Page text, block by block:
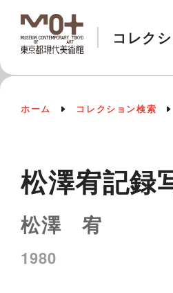
コレク
ホーム コレクション検索
松澤宥記
松澤 宥
1980